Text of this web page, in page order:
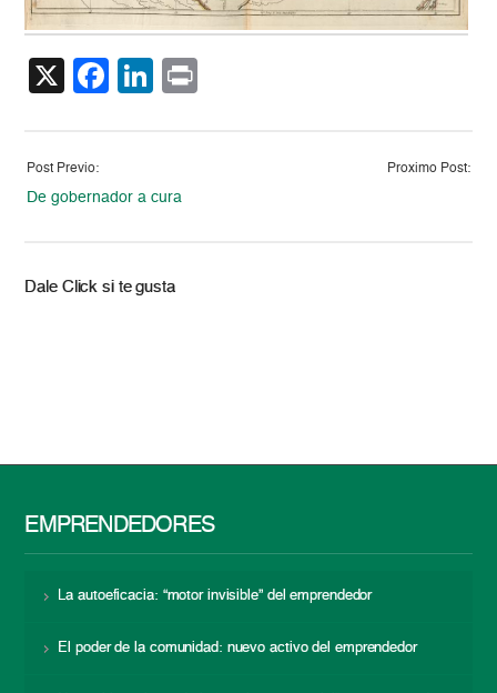
X Facebook
LinkedIn
Post Previo:
De gobernador a cura
Proximo Post:
Dale Click si te gusta
EMPRENDEDORES
La autoeficacia: “motor invisible” del emprendedor
El poder de la comunidad: nuevo activo del emprendedor